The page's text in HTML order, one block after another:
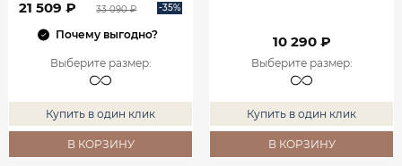
21 509 ₽ 33 090 ₽ -35%
Почему выгодно?
Выберите размер:
Купить в один клик
В КОРЗИНУ
10 290 ₽
Выберите размер:
Купить в один клик
В КОРЗИНУ